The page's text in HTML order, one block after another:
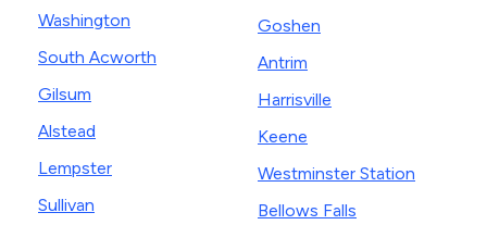
Washington
South Acworth
Gilsum
Alstead
Lempster
Sullivan
Goshen
Antrim
Harrisville
Keene
Westminster Station
Bellows Falls